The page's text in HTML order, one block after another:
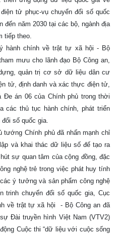
tử phục-vụ chuyển đổi số quốc
đến năm 2030 tại các bộ, ngành địa
tiếp theo.
hành chính về trật tự xã hội - Bộ
mưu cho lãnh đạo Bộ Công an,
quản trị cơ sở dữ liệu dân cư
tử, định danh và xác thực điện tử,
Đe án 06 của Chính phủ trong thời
các thủ tục hành chính, phát triển
số quốc gia.
Chính phủ đã nhấn mạnh chỉ
và khai thác dữ liệu số đế tạo ra
sự quan tâm của cộng đồng, đặc
nghệ trẻ trong việc phát huy tính
ý tưởng và sản phẩm công nghệ
trinh chuyển đổi số quốc gia, Cục
về trật tự xã hội - Bộ Công an đã
Đài truyền hình Việt Nam (VTV2)
Cuộc thi “dữ liệu với cuộc sống